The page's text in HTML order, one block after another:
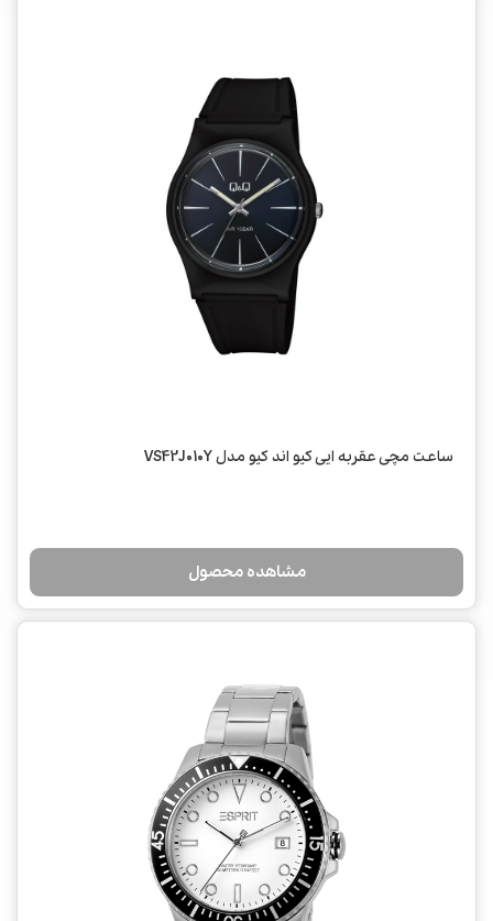
ساعت مچی عقربه ایی کیو اند کیو مدل VS42J010Y
مشاهده محصول